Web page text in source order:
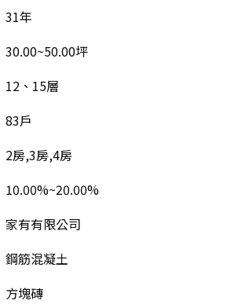
31年
30.00~50.00坪
12、15層
83戶
2房,3房,4房
10.00%~20.00%
家有有限公司
鋼筋混凝土
方塊磚